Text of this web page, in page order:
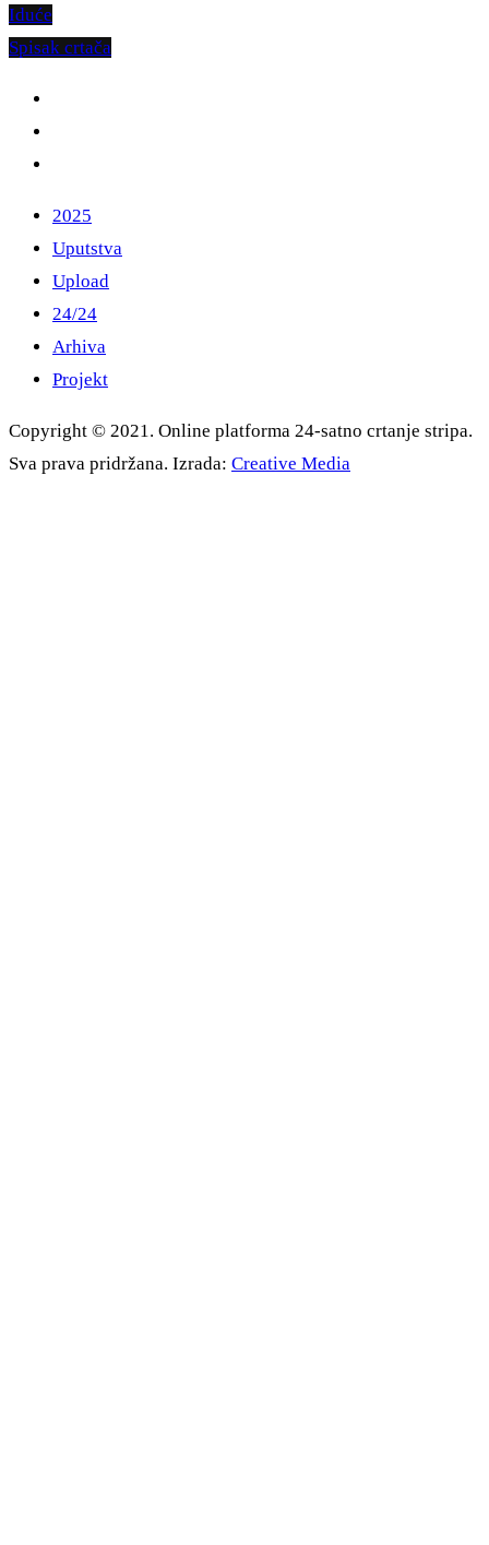
Iduće
Spisak crtača
2025
Uputstva
Upload
24/24
Arhiva
Projekt
Copyright © 2021. Online platforma 24-satno crtanje stripa.
Sva prava pridržana. Izrada: Creative Media